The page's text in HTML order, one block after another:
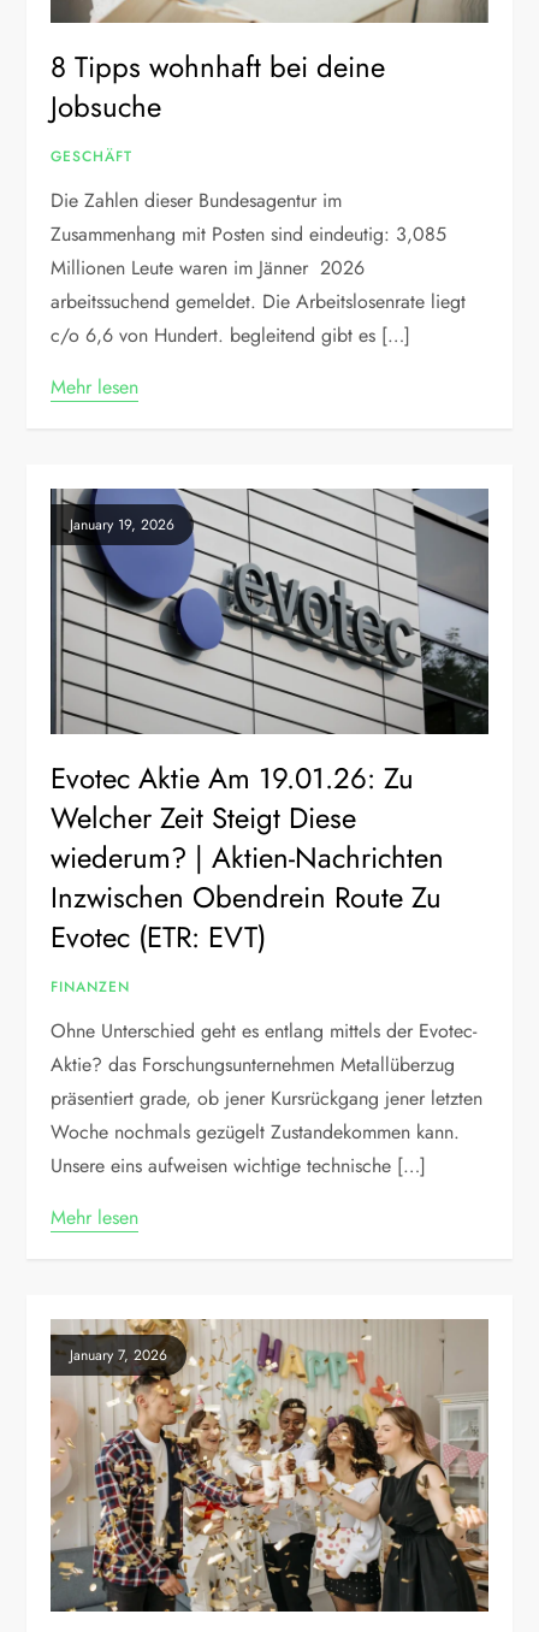
8 Tipps wohnhaft bei deine
Jobsuche
GESCHÄFT
Die Zahlen dieser Bundesagentur im
Zusammenhang mit Posten sind eindeutig: 3,085
Millionen Leute waren im Jänner 2026
arbeitssuchend gemeldet. Die Arbeitslosenrate liegt
c/o 6,6 von Hundert. begleitend gibt es […]
Mehr lesen
January 19, 2026
Evotec Aktie Am 19.01.26: Zu
Welcher Zeit Steigt Diese
wiederum? | Aktien-Nachrichten
Inzwischen Obendrein Route Zu
Evotec (ETR: EVT)
FINANZEN
Ohne Unterschied geht es entlang mittels der Evotec-
Aktie? das Forschungsunternehmen Metallüberzug
präsentiert grade, ob jener Kursrückgang jener letzten
Woche nochmals gezügelt Zustandekommen kann.
Unsere eins aufweisen wichtige technische […]
Mehr lesen
January 7, 2026